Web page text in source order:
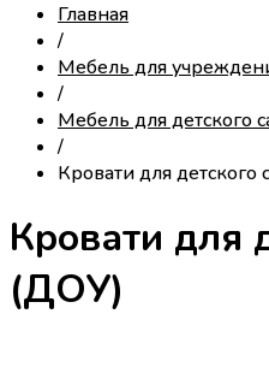
Главная
/
Мебель для
/
Мебель для детского
/
Кровати для детского
Кровати для
(ДОУ)